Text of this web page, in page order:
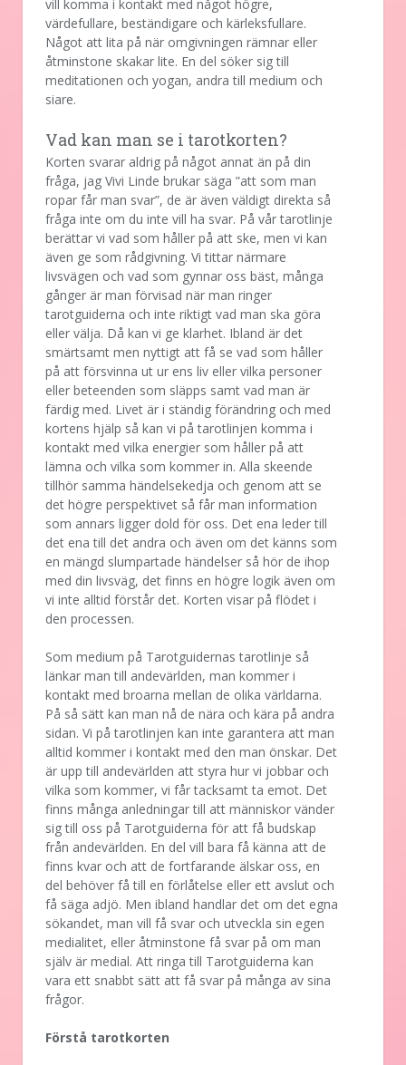
vill komma i kontakt med något högre,
värdefullare, beständigare och kärleksfullare.
Något att lita på när omgivningen rämnar eller
åtminstone skakar lite. En del söker sig till
meditationen och yogan, andra till medium och
siare.
Vad kan man se i tarotkorten?
Korten svarar aldrig på något annat än på din
fråga, jag Vivi Linde brukar säga ”att som man
ropar får man svar”, de är även väldigt direkta så
fråga inte om du inte vill ha svar. På vår tarotlinje
berättar vi vad som håller på att ske, men vi kan
även ge som rådgivning. Vi tittar närmare
livsvägen och vad som gynnar oss bäst, många
gånger är man förvisad när man ringer
tarotguiderna och inte riktigt vad man ska göra
eller välja. Då kan vi ge klarhet. Ibland är det
smärtsamt men nyttigt att få se vad som håller
på att försvinna ut ur ens liv eller vilka personer
eller beteenden som släpps samt vad man är
färdig med. Livet är i ständig förändring och med
kortens hjälp så kan vi på tarotlinjen komma i
kontakt med vilka energier som håller på att
lämna och vilka som kommer in. Alla skeende
tillhör samma händelsekedja och genom att se
det högre perspektivet så får man information
som annars ligger dold för oss. Det ena leder till
det ena till det andra och även om det känns som
en mängd slumpartade händelser så hör de ihop
med din livsväg, det finns en högre logik även om
vi inte alltid förstår det. Korten visar på flödet i
den processen.
Som medium på Tarotguidernas tarotlinje så
länkar man till andevärlden, man kommer i
kontakt med broarna mellan de olika världarna.
På så sätt kan man nå de nära och kära på andra
sidan. Vi på tarotlinjen kan inte garantera att man
alltid kommer i kontakt med den man önskar. Det
är upp till andevärlden att styra hur vi jobbar och
vilka som kommer, vi får tacksamt ta emot. Det
finns många anledningar till att människor vänder
sig till oss på Tarotguiderna för att få budskap
från andevärlden. En del vill bara få känna att de
finns kvar och att de fortfarande älskar oss, en
del behöver få till en förlåtelse eller ett avslut och
få säga adjö. Men ibland handlar det om det egna
sökandet, man vill få svar och utveckla sin egen
medialitet, eller åtminstone få svar på om man
själv är medial. Att ringa till Tarotguiderna kan
vara ett snabbt sätt att få svar på många av sina
frågor.
Förstå tarotkorten